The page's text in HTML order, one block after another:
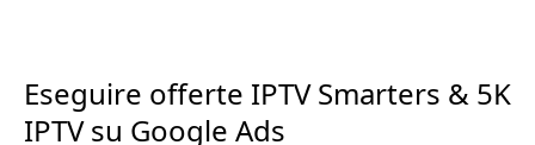
Eseguire offerte IPTV Smarters & 5K
IPTV su Google Ads